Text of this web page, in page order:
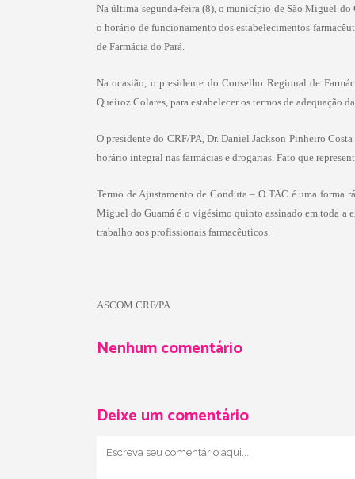
Na última segunda-feira (8), o município de São Miguel do
o horário de funcionamento dos estabelecimentos
de Farmácia do Pará.
Na ocasião, o presidente do Conselho Regional de
Queiroz Colares, para estabelecer os termos de adequação
O presidente do CRF/PA, Dr. Daniel Jackson Pinheiro
horário integral nas farmácias e drogarias. Fato que
Termo de Ajustamento de Conduta – O TAC é uma forma
Miguel do Guamá é o vigésimo quinto assinado em toda a
trabalho aos profissionais farmacêuticos.
ASCOM CRF/PA
Nenhum comentário
Deixe um comentário